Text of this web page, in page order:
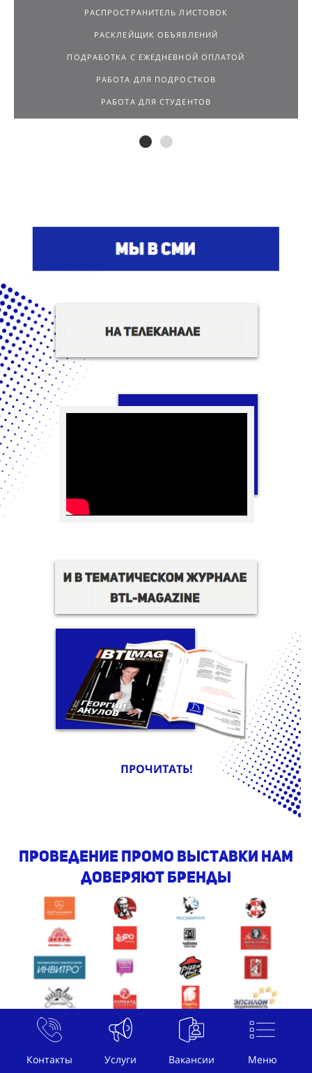
Контакты Услуги Вакансии Меню
РАСПРОСТРАНИТЕЛЬ ЛИСТОВОК
РАСКЛЕЙЩИК ОБЪЯВЛЕНИЙ
ПОДРАБОТКА С ЕЖЕДНЕВНОЙ ОПЛАТОЙ
РАБОТА ДЛЯ ПОДРОСТКОВ
РАБОТА ДЛЯ СТУДЕНТОВ
ПРОЧИТАТЬ!
проведение промо выставки Нам
доверяют бренды